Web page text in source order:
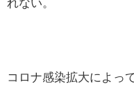
れない。
コロナ感染拡大によっ